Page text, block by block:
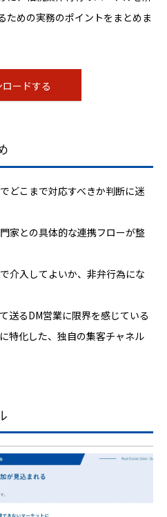
ための実務のポイントをまとめま
ードする
どこまで対応すべきか判断に迷
家との具体的な連携フローが整
介入してよいか、非弁行為にな
送るDM営業に限界を感じている
特化した、独自の集客チャネル